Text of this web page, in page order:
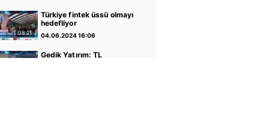
08:21
Türkiye fintek üssü olmayı
hedefliyor
04.06.2024 16:06
Gedik Yatırım: TL